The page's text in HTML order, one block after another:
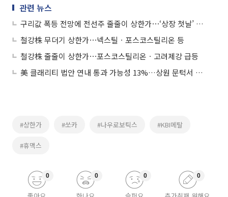
관련 뉴스
구리값 폭등 전망에 전선주 줄줄이 상한가⋯‘상장 첫날’ 채비는 83%↑
철강株 무더기 상한가⋯넥스틸ㆍ포스코스틸리온 등
철강株 줄줄이 상한가⋯포스코스틸리온ㆍ고려제강 급등
美 클래리티 법안 연내 통과 가능성 13%…상원 문턱서 제동
#상한가 #쏘카 #나우로보틱스 #KBI메탈
#휴맥스
0 0 0 0